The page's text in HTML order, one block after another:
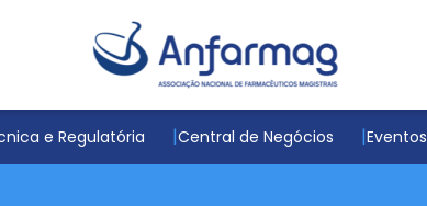
e Regulatória Central de Negócios Eventos